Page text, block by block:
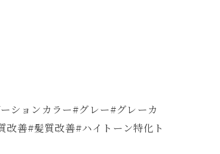
ションカラー#グレー#グレーカ
善#髪質改善#ハイトーン特化ト